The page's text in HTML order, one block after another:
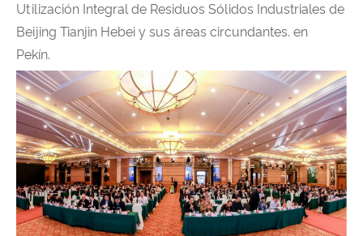
Utilización Integral de Residuos Sólidos Industriales de
Beijing Tianjin Hebei y sus áreas circundantes. en
Pekín.